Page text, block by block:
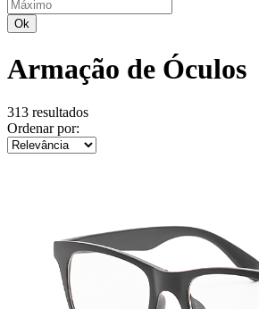
Ok
Armação de Óculos
313 resultados
Ordenar por: